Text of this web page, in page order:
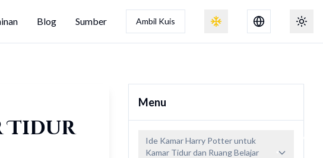
Blog Sumber Ambil Kuis Alihkan efek salju
Tidur
Menu
Ide Kamar Harry Potter untuk
Kamar Tidur dan Ruang Belajar